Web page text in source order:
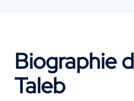
Biographie
Taleb